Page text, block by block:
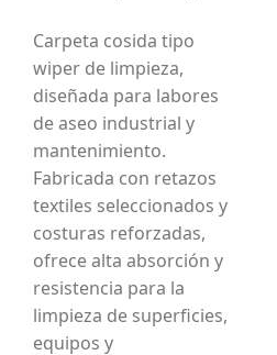
Carpeta cosida tipo
wiper de limpieza,
diseñada para labores
de aseo industrial y
mantenimiento.
Fabricada con retazos
textiles seleccionados y
costuras reforzadas,
ofrece alta absorción y
resistencia para la
limpieza de superficies,
equipos y